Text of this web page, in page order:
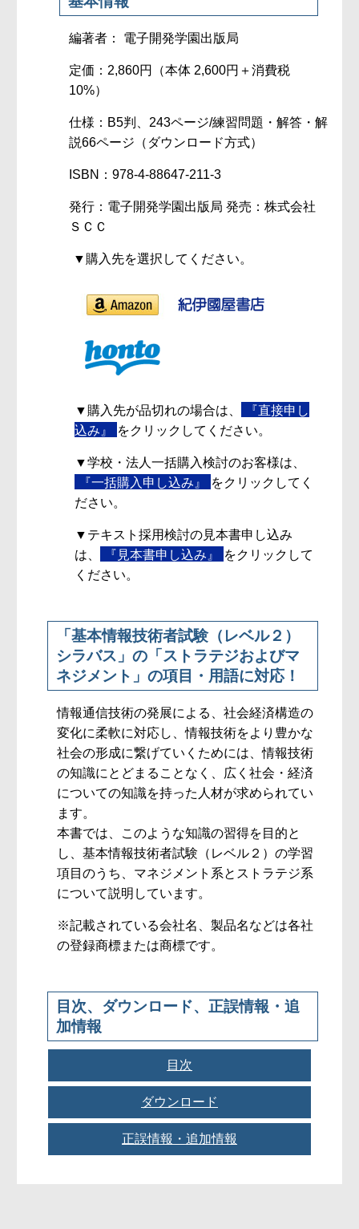
編著者： 電子開発学園出版局
定価：2,860円（本体 2,600円＋消費税
10%）
仕様：B5判、243ページ/練習問題・解答・解
説66ページ（ダウンロード方式）
ISBN：978-4-88647-211-3
発行：電子開発学園出版局 発売：株式会社
ＳＣＣ
▼購入先を選択してください。
▼購入先が品切れの場合は、
『直接申し
込み』
をクリックしてください。
▼学校・法人一括購入検討のお客様は、
『一括購入申し込み』
をクリックしてく
ださい。
▼テキスト採用検討の見本書申し込み
は、
『見本書申し込み』
をクリックして
ください。
「基本情報技術者試験（レベル２）
シラバス」の「ストラテジおよびマ
ネジメント」の項目・用語に対応！
情報通信技術の発展による、社会経済構造の
変化に柔軟に対応し、情報技術をより豊かな
社会の形成に繋げていくためには、情報技術
の知識にとどまることなく、広く社会・経済
についての知識を持った人材が求められてい
ます。
本書では、このような知識の習得を目的と
し、基本情報技術者試験（レベル２）の学習
項目のうち、マネジメント系とストラテジ系
について説明しています。
※記載されている会社名、製品名などは各社
の登録商標または商標です。
目次、ダウンロード、正誤情報・追
加情報
目次
はじめに
ダウンロード
●練習問題・解答・解説のダウンロード
正誤情報・追加情報